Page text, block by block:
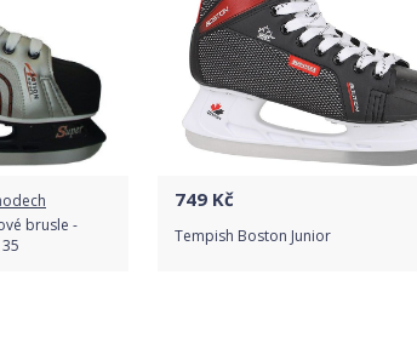
brusle -
749 Kč
Tempish Boston Junior